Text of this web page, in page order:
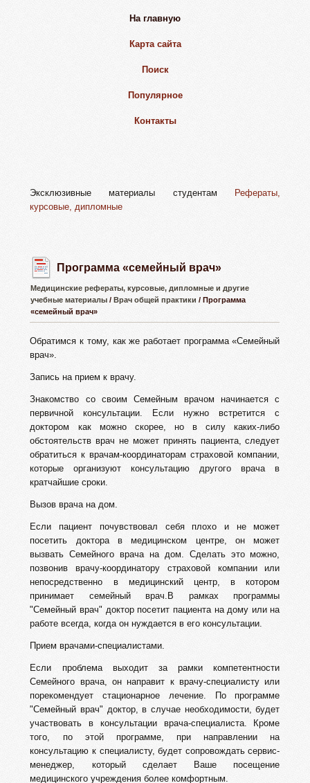
На главную
Карта сайта
Поиск
Популярное
Контакты
Эксклюзивные материалы студентам
Рефераты,
курсовые, дипломные
Программа «семейный врач»
Медицинские рефераты, курсовые, дипломные и другие
учебные материалы / Врач общей практики / Программа
«семейный врач»
Обратимся к тому, как же работает программа «Семейный
врач».
Запись на прием к врачу.
Знакомство со своим Семейным врачом начинается с
первичной консультации. Если нужно встретится с
доктором как можно скорее, но в силу каких-либо
обстоятельств врач не может принять пациента, следует
обратиться к врачам-координаторам страховой компании,
которые организуют консультацию другого врача в
кратчайшие сроки.
Вызов врача на дом.
Если пациент почувствовал себя плохо и не может
посетить доктора в медицинском центре, он может
вызвать Семейного врача на дом. Сделать это можно,
позвонив врачу-координатору страховой компании или
непосредственно в медицинский центр, в котором
принимает семейный врач.В рамках программы
"Семейный врач" доктор посетит пациента на дому или на
работе всегда, когда он нуждается в его консультации.
Прием врачами-специалистами.
Если проблема выходит за рамки компетентности
Семейного врача, он направит к врачу-специалисту или
порекомендует стационарное лечение. По программе
"Семейный врач" доктор, в случае необходимости, будет
участвовать в консультации врача-специалиста. Кроме
того, по этой программе, при направлении на
консультацию к специалисту, будет сопровождать сервис-
менеджер, который сделает Ваше посещение
медицинского учреждения более комфортным.